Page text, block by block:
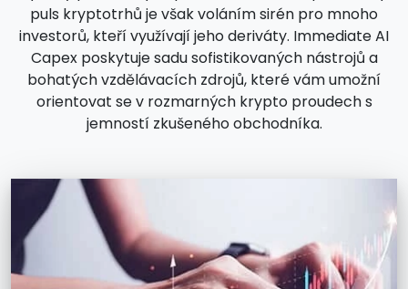
puls kryptotrhů je však voláním sirén pro mnoho
investorů, kteří využívají jeho deriváty. Immediate AI
Capex poskytuje sadu sofistikovaných nástrojů a
bohatých vzdělávacích zdrojů, které vám umožní
orientovat se v rozmarných krypto proudech s
jemností zkušeného obchodníka.